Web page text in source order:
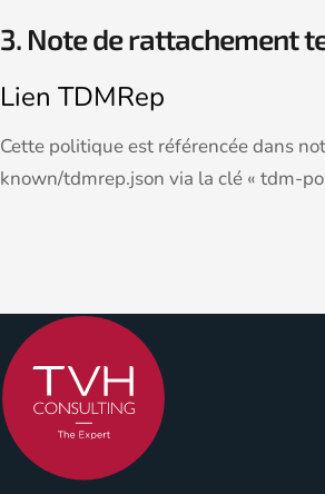
3. Note de rattachement
Lien TDMRep
Cette politique est référencée dans
known/tdmrep.json via la clé « tdm-